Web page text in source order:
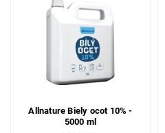
Allnature Biely ocot 10% -
5000 ml